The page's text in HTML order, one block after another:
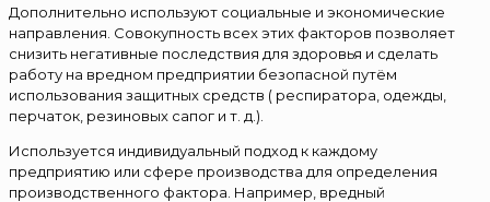
Дополнительно используют социальные и экономические
направления. Совокупность всех этих факторов позволяет
снизить негативные последствия для здоровья и сделать
работу на вредном предприятии безопасной путём
использования защитных средств ( респиратора, одежды,
перчаток, резиновых сапог и т. д.).
Используется индивидуальный подход к каждому
предприятию или сфере производства для определения
производственного фактора. Например, вредный